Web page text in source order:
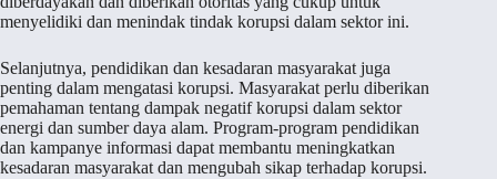
menyelidiki dan menindak tindak korupsi dalam sektor ini.
Selanjutnya, pendidikan dan kesadaran masyarakat juga
penting dalam mengatasi korupsi. Masyarakat perlu diberikan
pemahaman tentang dampak negatif korupsi dalam sektor
energi dan sumber daya alam. Program-program pendidikan
dan kampanye informasi dapat membantu meningkatkan
kesadaran masyarakat dan mengubah sikap terhadap korupsi.